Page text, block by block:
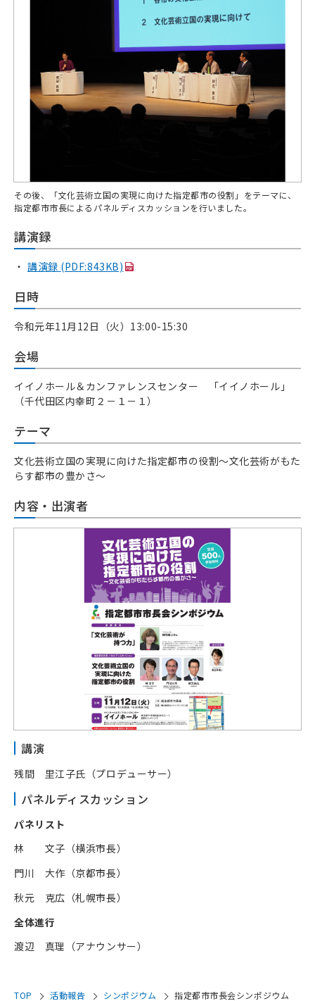
TOP 活動報告 シンポジウム
指定都市市長会シンポジウム
その後、「文化芸術立国の実現に向けた指定都市の役割」をテーマに、
指定都市市長によるパネルディスカッションを行いました。
講演録
講演録 (PDF:843KB)
日時
令和元年11月12日（火）13:00-15:30
会場
イイノホール＆カンファレンスセンター 「イイノホール」
（千代田区内幸町２－１－１）
テーマ
文化芸術立国の実現に向けた指定都市の役割～文化芸術がもた
らす都市の豊かさ～
内容・出演者
講演
残間 里江子氏（プロデューサー）
パネルディスカッション
パネリスト
林 文子（横浜市長）
門川 大作（京都市長）
秋元 克広（札幌市長）
全体進行
渡辺 真理（アナウンサー）